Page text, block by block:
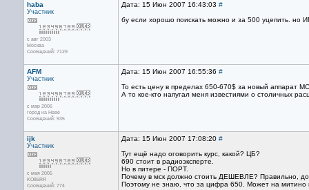
haba
Участник
с авг 2003
Москва
Сообщений: 7129
Дата: 15 Июн 2007 16:43:03 #
бу если хорошо поискать можно и за 500 уцепить. но
AFM
Участник
с мар 2006
город на Неве
Сообщений: 935
Дата: 15 Июн 2007 16:55:36 #
То есть цену в пределах 650-670$ за новый аппарат
А то кое-кто напугал меня известиями о столичных
ijk
Участник
с мая 2005
KO85RR
Сообщений: 774
Дата: 15 Июн 2007 17:08:20 #
Тут ещё надо оговорить курс, какой? ЦБ?
690 стоит в радиоэксперте.
Но в питере - ПОРТ.
Почему в мск должно стоить ДЕШЕВЛЕ? Правильно,
Поэтому не знаю, что за цифра 650. Может на митино